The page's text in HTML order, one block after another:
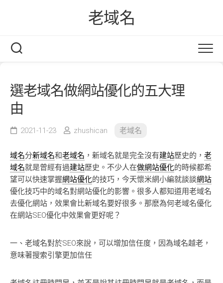
老域名
選老域名做網站優化的五大理
由
2021-11-23 zhushican 老域名
域名分新域名和老域名 ，新域名就是完全沒有建站歷史的， 老
域名就是曾經有過建站歷史。不少人在做網站優化的時候都希
望可以快速掌握網站優化的技巧，今天懷米網小編就談談網站
優化技巧中的域名對網站優化的影響。很多人都知道用老域名
去優化網站，效果會比新域名要好很多。那麽為何老域名優化
在網站SEO優化中效果會更好呢？
一、老域名對於SEO來說，可以增加信任度，因為域名越老，
意味著搜索引擎更加信任